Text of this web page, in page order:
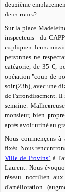
deuxième
deux-roues?
Sur la place
inspecteurs du
expliquent leurs
personnes ne
catégorie, de 35 €,
opération "coup de
soir (23h), avec une
de l'arrondissement. Il
semaine.
monsieur, bien
après avoir uriné au
Nous commençons à
fixés. Nous
Ville de Provins" à
Laurent. Nous
réseau noctilien
d'amélioration